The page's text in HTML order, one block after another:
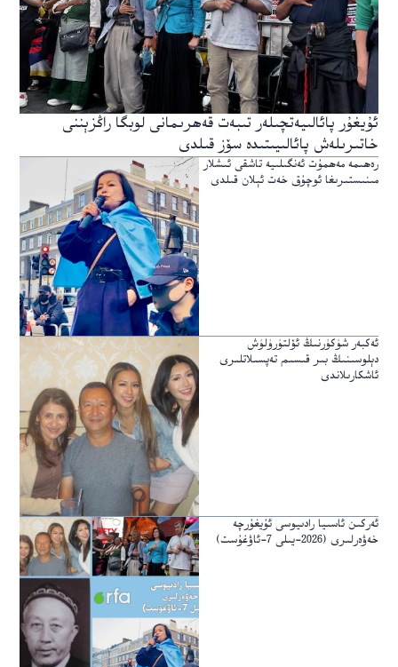
ئۇيغۇر پائالىيەتچىلەر تىبەت قەھرىمانى لوبگا راڭزېننى
خاتىرىلەش پائالىيىتىدە سۆز قىلدى
رەھىمە مەھمۇت ئەنگىلىيە تاشقى ئىشلار
مىنىستىرىغا ئوچۇق خەت ئېلان قىلدى
ئەكبەر شۈكۈرنىڭ ئۆلتۈرۈلۈش
دېلوسىنىڭ بىر قىسىم تەپسىلاتلىرى
ئاشكارىلاندى
ئەركىن ئاسىيا رادىيوسى ئۇيغۇرچە
خەۋەرلىرى (2026-يىلى 7-ئاۋغۇست)